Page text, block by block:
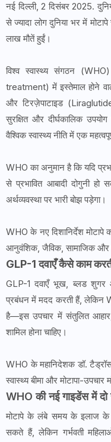
नई दिल्ली, 2 दिसंबर 2025.
से ज्यादा लोग दुनिया भर में
लाख मौतें हुईं।
विश्व स्वास्थ्य संगठन
treatment) में इस्तेमाल होने
और टिरज़ेपाटाइड
सुरक्षित और दीर्घकालिक
वैश्विक स्वास्थ्य नीति में एक
WHO का अनुमान है कि यदि
से प्रभावित आबादी दोगुनी हो
अर्थव्यवस्था पर भारी बोझ पड़ेगा।
WHO के नए दिशानिर्देश मोटापे
आनुवंशिक, जैविक, सामाजिक और
GLP-1 दवाएँ कैसे काम
GLP-1 दवाएँ भूख, ब्लड शुगर
प्रबंधन में मदद करती हैं, लेकिन
है—इस उपचार में संतुलित आहार,
शामिल होना चाहिए।
WHO के महानिदेशक डॉ.
स्वास्थ्य बीमा और मोटापा-
WHO की नई गाइडेंस में
मोटापे के लंबे समय के इलाज के
सकते हैं, लेकिन गर्भवती